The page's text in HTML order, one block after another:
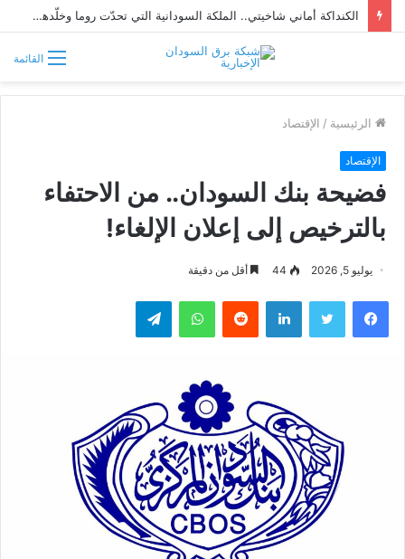
الكنداكة أماني شاخيتي.. الملكة السودانية التي تحدّت روما وخلّدها التاريخ
القائمة
الرئيسية / الإقتصاد
الإقتصاد
فضيحة بنك السودان.. من الاحتفاء
بالترخيص إلى إعلان الإلغاء!
يوليو 5, 2026 44 أقل من دقيقة
فيسبوك تويتر لينكدإن واتساب تيلقرام